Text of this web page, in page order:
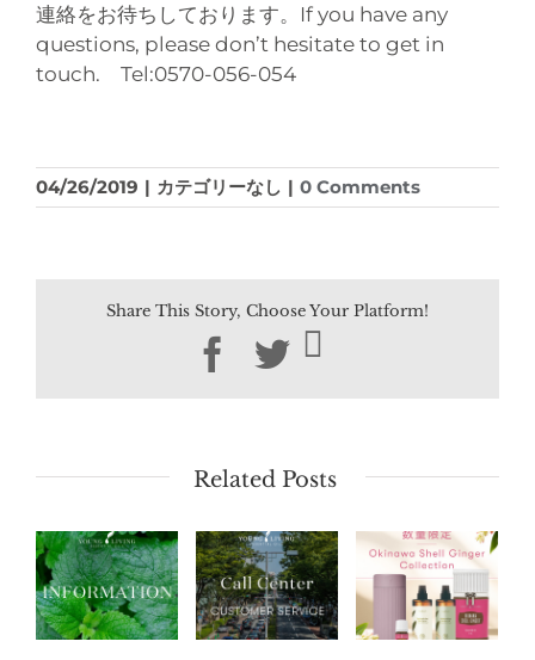
連絡をお待ちしております。If you have any
questions, please don’t hesitate to get in
touch. Tel:0570-056-054
04/26/2019 | カテゴリーなし | 0 Comments
Share This Story, Choose Your Platform!
Facebook
Twitter
Related Posts